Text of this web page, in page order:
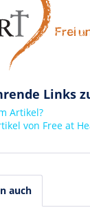
Links
Artikel?
von Free at
auch